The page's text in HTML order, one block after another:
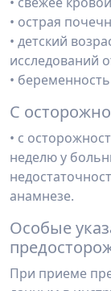
• острая
• детский
исследований
•
С
• с
неделю у
анамнезе.
Особые
При приеме